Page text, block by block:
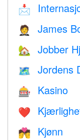
📩
🤵 James
🏡 Jobber
🗺️ Jordens
🎰 Kasino
❤️️
💏 Kjønn